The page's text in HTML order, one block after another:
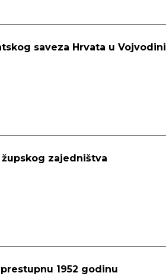
saveza Hrvata u Vojvodini
župskog zajedništva
prestupnu 1952 godinu